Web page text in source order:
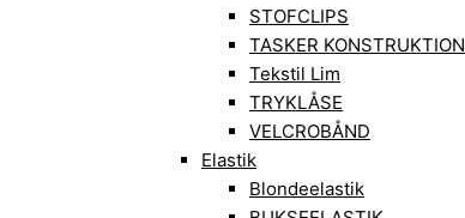
STOFCLIPS
TASKER KONSTRUKTION
Tekstil Lim
TRYKLÅSE
VELCROBÅND
Elastik
Blondeelastik